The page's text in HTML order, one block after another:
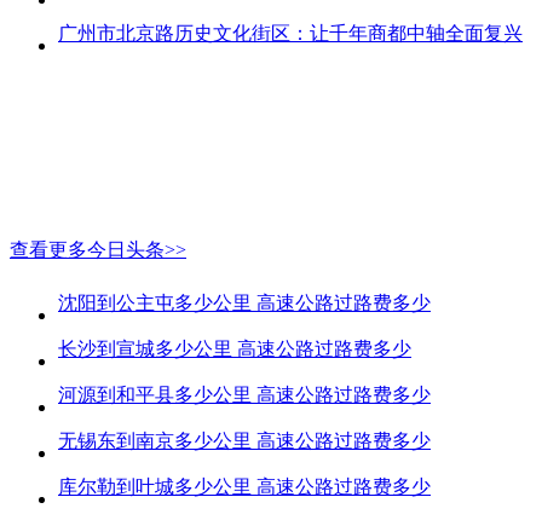
广州市北京路历史文化街区：让千年商都中轴全面复兴
查看更多今日头条>>
沈阳到公主屯多少公里 高速公路过路费多少
长沙到宣城多少公里 高速公路过路费多少
河源到和平县多少公里 高速公路过路费多少
无锡东到南京多少公里 高速公路过路费多少
库尔勒到叶城多少公里 高速公路过路费多少